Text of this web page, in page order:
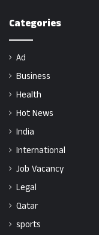
Categories
Ad
Business
Health
Hot News
India
International
Job Vacancy
Legal
Qatar
sports